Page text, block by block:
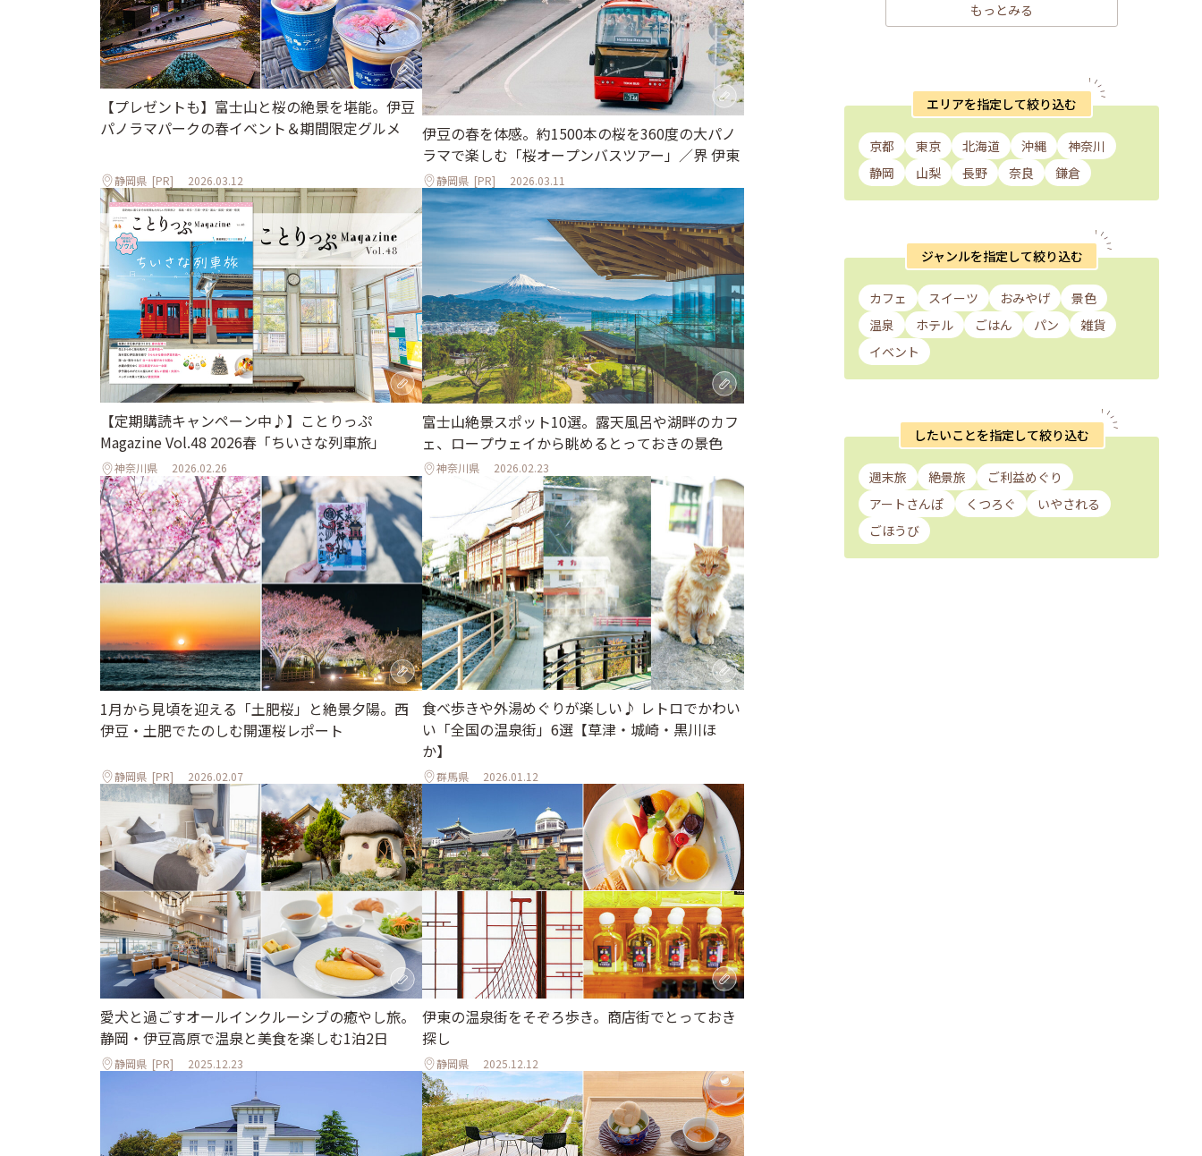
【プレゼントも】富士山と桜の絶景を堪能。伊豆
パノラマパークの春イベント＆期間限定グルメ
静岡県 [PR] 2026.03.12
伊豆の春を体感。約1500本の桜を360度の大パノ
ラマで楽しむ「桜オープンバスツアー」／界 伊東
静岡県 [PR] 2026.03.11
【定期購読キャンペーン中♪】ことりっぷ
Magazine Vol.48 2026春「ちいさな列車旅」
神奈川県 2026.02.26
富士山絶景スポット10選。露天風呂や湖畔のカフ
ェ、ロープウェイから眺めるとっておきの景色
神奈川県 2026.02.23
1月から見頃を迎える「土肥桜」と絶景夕陽。西
伊豆・土肥でたのしむ開運桜レポート
静岡県 [PR] 2026.02.07
食べ歩きや外湯めぐりが楽しい♪ レトロでかわい
い「全国の温泉街」6選【草津・城崎・黒川ほ
か】
群馬県 2026.01.12
愛犬と過ごすオールインクルーシブの癒やし旅。
静岡・伊豆高原で温泉と美食を楽しむ1泊2日
静岡県 [PR] 2025.12.23
伊東の温泉街をそぞろ歩き。商店街でとっておき
探し
静岡県 2025.12.12
もっとみる
エリアを指定して絞り込む
京都 東京 北海道 沖縄
神奈川
静岡
山梨 長野 奈良 鎌倉
ジャンルを指定して絞り込む
カフェ スイーツ おみやげ
景色
温泉
ホテル ごはん パン
雑貨
イベント
したいことを指定して絞り込む
週末旅 絶景旅
ご利益めぐり
アートさんぽ
くつろぐ
いやされる
ごほうび